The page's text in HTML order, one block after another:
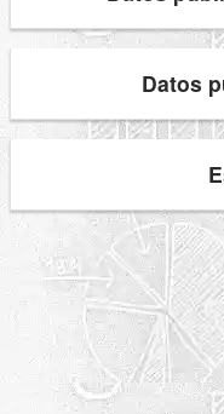
Datos